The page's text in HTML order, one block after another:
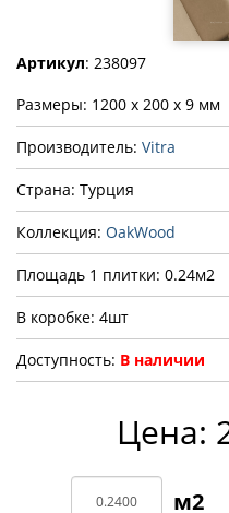
Артикул: 238097
Размеры: 1200 x 200 x 9 мм
Производитель: Vitra
Страна: Турция
Коллекция: OakWood
Площадь 1 плитки: 0.24м2
В коробке: 4шт
Доступность: В наличии
Цена: